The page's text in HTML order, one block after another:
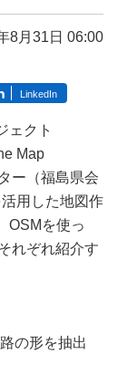
8月31日 06:00
LinkedIn
ェクト
Map
ー（福島県会
用した地図作
OSMを使っ
れぞれ紹介す
の形を抽出